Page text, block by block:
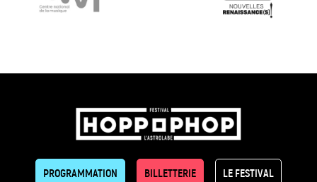
PROGRAMMATION BILLETTERIE LE FESTIVAL